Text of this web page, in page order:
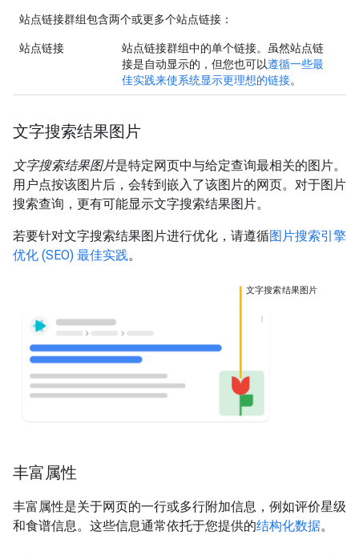
站点链接群组包含两个或更多个站点链接：
站点链接
站点链接群组中的单个链接。虽然站点链
接是自动显示的，但您也可以遵循一些最
佳实践来使系统显示更理想的链接。
文字搜索结果图片
文字搜索结果图片是特定网页中与给定查询最相关的图片。
用户点按该图片后，会转到嵌入了该图片的网页。对于图片
搜索查询，更有可能显示文字搜索结果图片。
若要针对文字搜索结果图片进行优化，请遵循图片搜索引擎
优化 (SEO) 最佳实践。
文字搜索结果图片
丰富属性
丰富属性是关于网页的一行或多行附加信息，例如评价星级
和食谱信息。这些信息通常依托于您提供的结构化数据。